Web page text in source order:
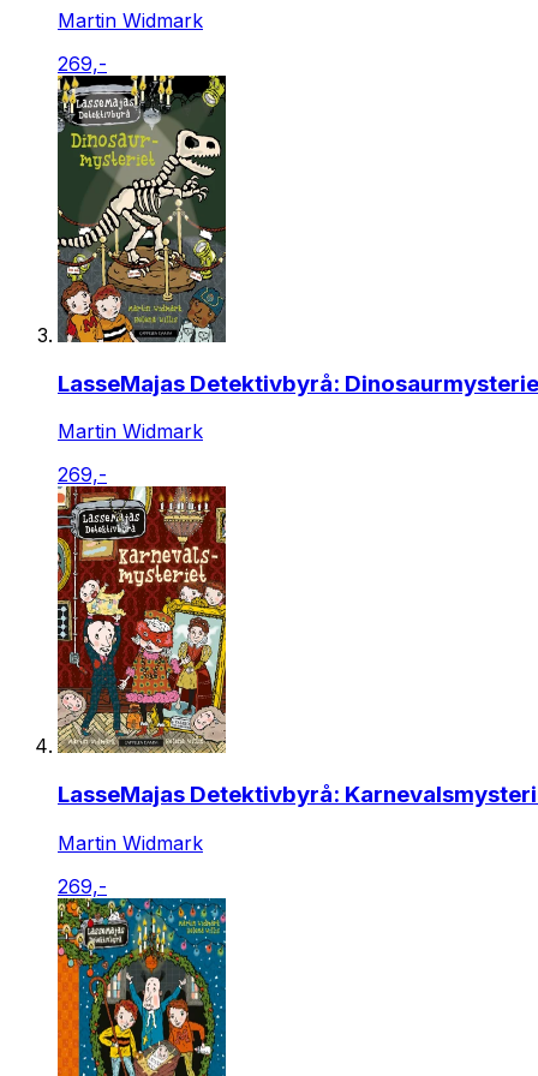
Martin Widmark
269,-
LasseMajas Detektivbyrå:
Martin Widmark
269,-
LasseMajas Detektivbyrå:
Martin Widmark
269,-